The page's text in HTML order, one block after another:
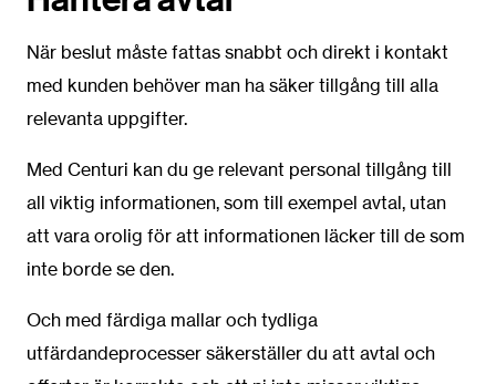
När beslut måste fattas snabbt och direkt i kontakt
med kunden behöver man ha säker tillgång till alla
relevanta uppgifter.
Med Centuri kan du ge relevant personal tillgång till
all viktig informationen, som till exempel avtal, utan
att vara orolig för att informationen läcker till de som
inte borde se den.
Och med färdiga mallar och tydliga
utfärdandeprocesser säkerställer du att avtal och